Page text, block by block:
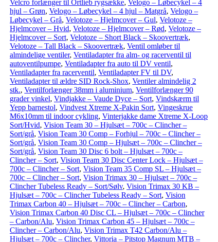
Velcro forlænger til Ortlieb rygsække, Velogo – Løbecykel – 4
hjul – Grøn, Velogo – Løbecykel – 4 hjul – Matgrå, Velogo –
Løbecykel – Grå, Velotoze – Hjelmcover – Gul, Velotoze –
Hjelmcover – Hvid, Velotoze – Hjelmcover – Rød, Velotoze –
Hjelmcover – Sort, Velotoze – Short Black – Skoovertræk,
Velotoze – Tall Black – Skoovertræk, Ventil omløber til
almindelige ventiler, Ventiladapter fra alm- og racerventil til
autoventilpumpe, Ventiladapter fra auto til DV ventil,
Ventiladapter fra racerventil, Ventiladapter FV til DV,
Ventiladapter til ældre SID Rock-Shox, Ventiler almindelig 2
stk., Ventilforlænger 38mm i aluminium, Ventilforlænger 90
grader vinkel, Vindjakke – Vaude Dyce – Sort, Vindskærm til
Yepp barnestol, Vindvest Xtreme X-Pakin Sort, Vingeskrue
M6x10mm til indoor cykling, Vinterjakke dame Xtreme X-Loop
Sort/Hvid, Vision Team 30 – Hjulsæt – 700c – Clincher –
Sort/grå, Vision Team 30 Comp – Forhjul – 700c – Clincher –
Sort/grå, Vision Team 30 Comp – Hjulsæt – 700c – Clincher –
Sort/grå, Vision Team 30 Disc 6 bolt – Hjulsæt – 700c –
Clincher – Sort, Vision Team 30 Disc Center Lock – Hjulsæt –
700c – Clincher – Sort, Vision Team 35 Comp SL – Hjulsæt –
700c – Clincher – Sort, Vision Trimax 30 – Hjulsæt – 700c –
Clincher Tubeless Ready – Sort/Sølv, Vision Trimax 30 KB –
Hjulsæt – 700c – Clincher Tubeless Ready – Sort, Vision
Trimax Carbon 40 – Hjulsæt – 700c – Clincher – Carbon,
Vision Trimax Carbon 40 Disc CL – Hjulsæt – 700c – Clincher
– Carbon/Alu, Vision Trimax Carbon 45 – Hjulsæt – 700c –
Clincher – Carbon/Alu, Vision Trimax T42 Carbon/Alu –
Hjulsæt – 700c – Clincher, Vittoria – Pitstop Magnum MTB –